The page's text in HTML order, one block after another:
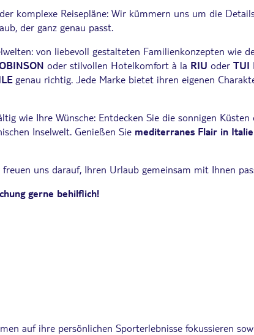
komplexe Reisepläne: Wir kümmern uns um die
der ganz genau passt.
von liebevoll gestalteten Familienkonzepten wie
oder stilvollen Hotelkomfort à la RIU oder TUI
genau richtig. Jede Marke bietet ihren eigenen
wie Ihre Wünsche: Entdecken Sie die sonnigen
Inselwelt. Genießen Sie mediterranes Flair in
uns darauf, Ihren Urlaub gemeinsam mit Ihnen
gerne behilflich!
auf ihre persönlichen Sporterlebnisse fokussieren